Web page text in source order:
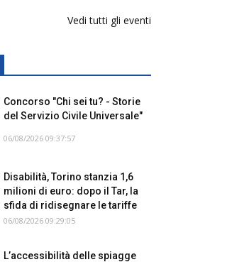
Vedi tutti gli eventi
Concorso "Chi sei tu? - Storie
del Servizio Civile Universale"
06/08/2026 09:37:57
Disabilità, Torino stanzia 1,6
milioni di euro: dopo il Tar, la
sfida di ridisegnare le tariffe
06/08/2026 09:29:05
L’accessibilità delle spiagge